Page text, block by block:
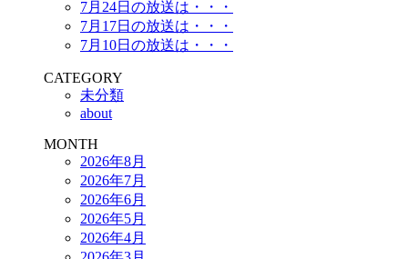
7月24日の放送は・・・
7月17日の放送は・・・
7月10日の放送は・・・
CATEGORY
未分類
about
MONTH
2026年8月
2026年7月
2026年6月
2026年5月
2026年4月